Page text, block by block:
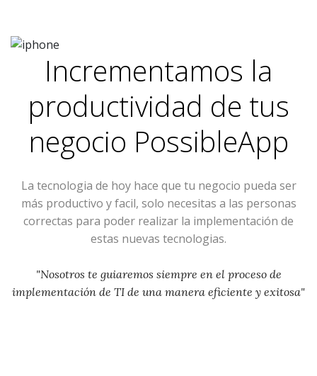
Incrementamos la
productividad de tus
negocio PossibleApp
La tecnologia de hoy hace que tu negocio pueda ser
más productivo y facil, solo necesitas a las personas
correctas para poder realizar la implementación de
estas nuevas tecnologias.
"Nosotros te guiaremos siempre en el proceso de
implementación de TI de una manera eficiente y exitosa"